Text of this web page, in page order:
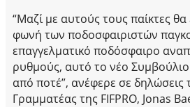
“Μαζί με αυτούς τους παίκτες
φωνή των ποδοσφαιριστών
επαγγελματικό ποδόσφαιρο
ρυθμούς, αυτό το νέο Συμβούλιο
από ποτέ”, ανέφερε σε δηλώσεις
Γραμματέας της FIFPRO, Jonas